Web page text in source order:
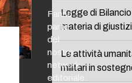
Legge di
materia di
Le attività
militari in
Fanno
parte
del
nostro
network
editoriale: